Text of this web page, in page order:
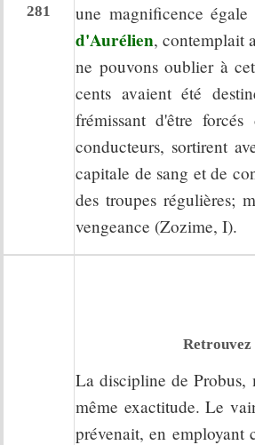
281
une magnificence
d'Aurélien, contemplait
ne pouvons oublier à
cents avaient été
frémissant d'être
conducteurs, sortirent
capitale de sang et de
des troupes régulières;
vengeance (Zozime, I).
Retrouvez
La discipline de Probus,
même exactitude. Le
prévenait, en employant